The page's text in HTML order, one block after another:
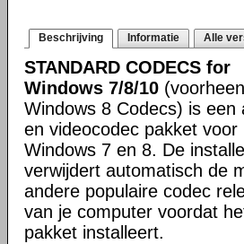
Beschrijving Informatie Alle
STANDARD CODECS for
Windows 7/8/10 (voorheen
Windows 8 Codecs) is een
en videocodec pakket voor
Windows 7 en 8. De
verwijdert automatisch de
andere populaire codec
van je computer voordat
pakket installeert.